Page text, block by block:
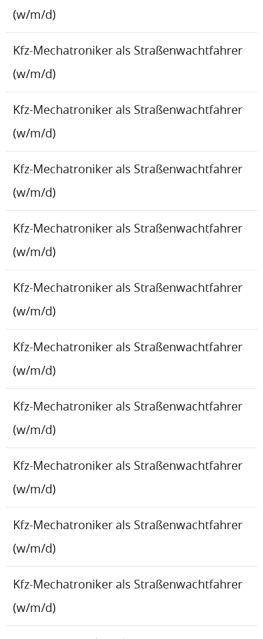
(w/m/d)
Kfz-Mechatroniker als Straßenwachtfahrer
(w/m/d)
Kfz-Mechatroniker als Straßenwachtfahrer
(w/m/d)
Kfz-Mechatroniker als Straßenwachtfahrer
(w/m/d)
Kfz-Mechatroniker als Straßenwachtfahrer
(w/m/d)
Kfz-Mechatroniker als Straßenwachtfahrer
(w/m/d)
Kfz-Mechatroniker als Straßenwachtfahrer
(w/m/d)
Kfz-Mechatroniker als Straßenwachtfahrer
(w/m/d)
Kfz-Mechatroniker als Straßenwachtfahrer
(w/m/d)
Kfz-Mechatroniker als Straßenwachtfahrer
(w/m/d)
Kfz-Mechatroniker als Straßenwachtfahrer
(w/m/d)